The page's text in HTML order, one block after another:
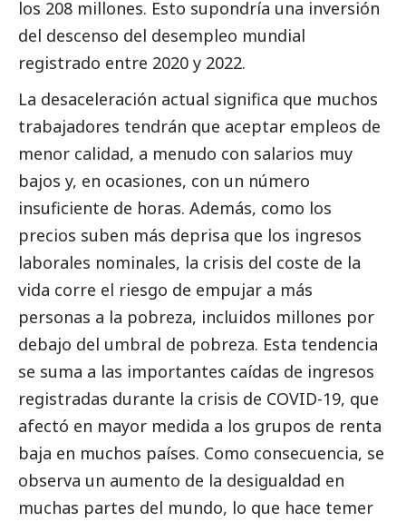
los 208 millones. Esto supondría una inversión
del descenso del desempleo mundial
registrado entre 2020 y 2022.
La desaceleración actual significa que muchos
trabajadores tendrán que aceptar empleos de
menor calidad, a menudo con salarios muy
bajos y, en ocasiones, con un número
insuficiente de horas. Además, como los
precios suben más deprisa que los ingresos
laborales nominales, la crisis del coste de la
vida corre el riesgo de empujar a más
personas a la pobreza, incluidos millones por
debajo del umbral de pobreza. Esta tendencia
se suma a las importantes caídas de ingresos
registradas durante la crisis de COVID-19, que
afectó en mayor medida a los grupos de renta
baja en muchos países. Como consecuencia, se
observa un aumento de la desigualdad en
muchas partes del mundo, lo que hace temer